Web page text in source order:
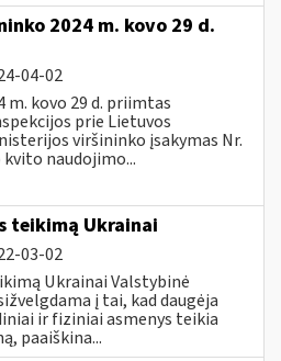
2024 m. kovo 29 d.
04-02
m. kovo 29 d. priimtas
prie Lietuvos
viršininko įsakymas Nr.
naudojimo...
teikimą Ukrainai
03-02
Ukrainai Valstybinė
į tai, kad daugėja
ir fiziniai asmenys teikia
paaiškina...